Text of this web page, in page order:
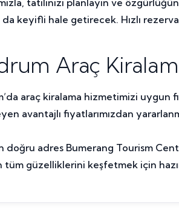
tatilinizi planlayın ve
keyifli hale getirecek. Hızlı
Araç
araç kiralama hizmetimizi
avantajlı fiyatlarımızdan
doğru adres Bumerang Tourism
güzelliklerini keşfetmek için